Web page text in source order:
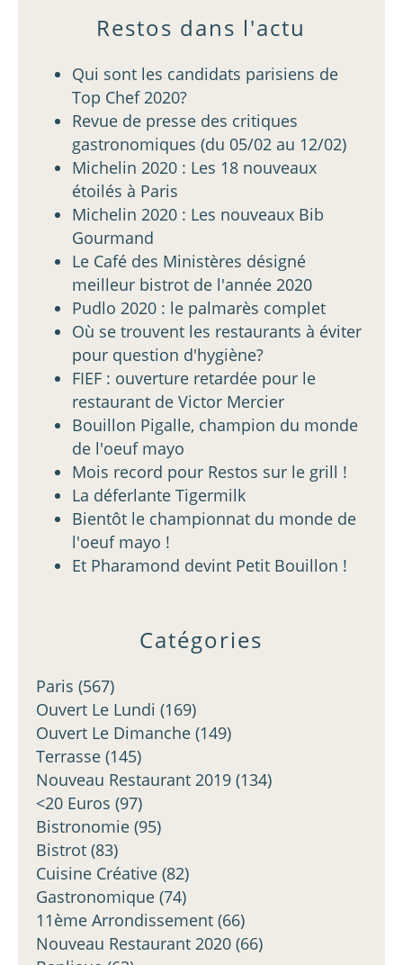
Catégories
Paris (567)
Ouvert Le Lundi (169)
Ouvert Le Dimanche (149)
Terrasse (145)
Nouveau Restaurant 2019 (134)
<20 Euros (97)
Bistronomie (95)
Bistrot (83)
Cuisine Créative (82)
Gastronomique (74)
11ème Arrondissement (66)
Nouveau Restaurant 2020 (66)
Restos dans l'actu
Qui sont les candidats parisiens de
Top Chef 2020?
Revue de presse des critiques
gastronomiques (du 05/02 au 12/02)
Michelin 2020 : Les 18 nouveaux
étoilés à Paris
Michelin 2020 : Les nouveaux Bib
Gourmand
Le Café des Ministères désigné
meilleur bistrot de l'année 2020
Pudlo 2020 : le palmarès complet
Où se trouvent les restaurants à éviter
pour question d'hygiène?
FIEF : ouverture retardée pour le
restaurant de Victor Mercier
Bouillon Pigalle, champion du monde
de l'oeuf mayo
Mois record pour Restos sur le grill !
La déferlante Tigermilk
Bientôt le championnat du monde de
l'oeuf mayo !
Et Pharamond devint Petit Bouillon !